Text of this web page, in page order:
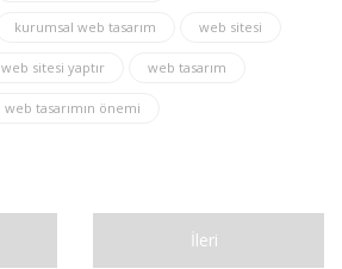
kurumsal web tasarım web sitesi
web sitesi yaptır web tasarım
web tasarımın önemi
İleri